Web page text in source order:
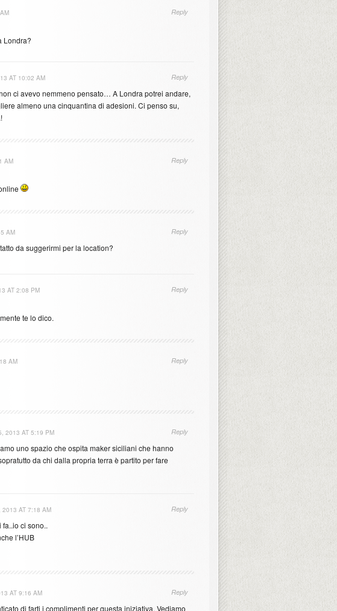
Londra?
Reply
AT 10:02 AM
ci avevo nemmeno pensato… A Londra potrei andare,
almeno una cinquantina di adesioni. Ci penso su,
Reply
AM Reply
AM
da suggerirmi per la location?
Reply
AT 2:08 PM
te lo dico.
Reply
AM Reply
2013 AT 5:19 PM
uno spazio che ospita maker siciliani che hanno
da chi dalla propria terra è partito per fare
Reply
2013 AT 7:18 AM
ci sono..
l’HUB
Reply
AT 9:16 AM
di farti i complimenti per questa iniziativa. Vediamo
Reply